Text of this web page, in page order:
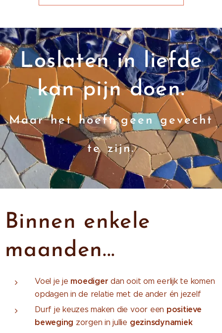
Loslaten in liefde
kan pijn doen.
Maar het hoeft geen gevecht
te zijn.
Binnen enkele
maanden...
Voel je je moediger dan ooit om eerlijk te komen
opdagen in de relatie met de ander én jezelf
Durf je keuzes maken die voor een positieve
beweging zorgen in jullie gezinsdynamiek